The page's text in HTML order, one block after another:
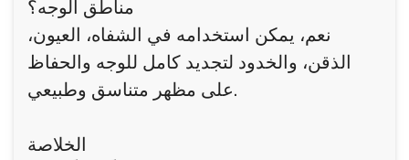
مناطق الوجه؟
نعم، يمكن استخدامه في الشفاه، العيون،
الذقن، والخدود لتجديد كامل للوجه والحفاظ
على مظهر متناسق وطبيعي.
الخلاصة